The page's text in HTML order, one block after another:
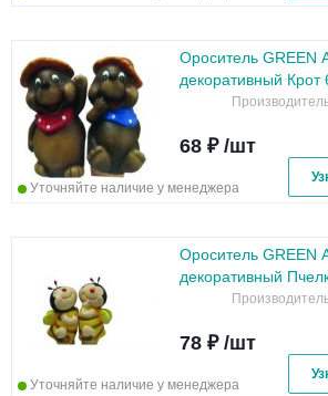
Ороситель GREEN APPLE
декоративный Крот
Уточняйте наличие у менеджера
68 ₽ /шт
Ороситель GREEN APPLE
декоративный
Уточняйте наличие у менеджера
78 ₽ /шт